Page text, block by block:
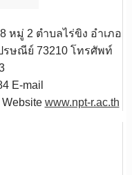
หมู่ 2 ตำบลไร่ขิง อำเภอ
ษณีย์ 73210 โทรศัพท์
E-mail
www.npt-r.ac.th